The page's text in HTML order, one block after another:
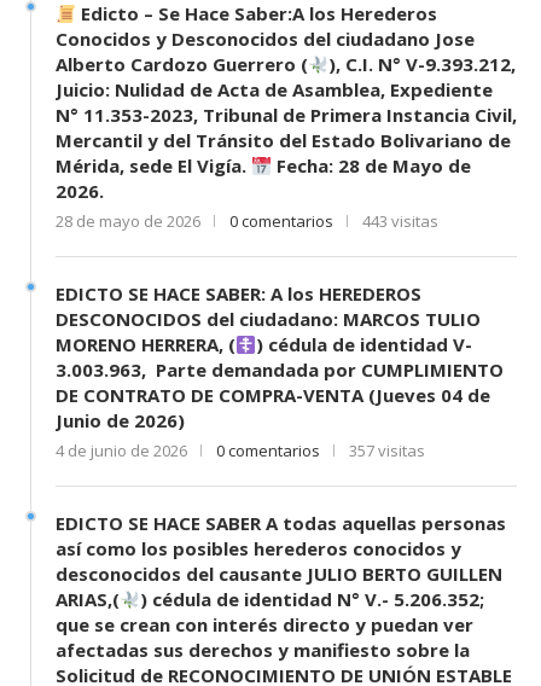
Edicto – Se Hace Saber:A los Herederos
Conocidos y Desconocidos del ciudadano Jose
Alberto Cardozo Guerrero (
), C.I. N° V-9.393.212,
Juicio: Nulidad de Acta de Asamblea, Expediente
N° 11.353-2023, Tribunal de Primera Instancia Civil,
Mercantil y del Tránsito del Estado Bolivariano de
Mérida, sede El Vigía.
Fecha: 28 de Mayo de
2026.
28 de mayo de 2026 0 comentarios 443 visitas
EDICTO SE HACE SABER: A los HEREDEROS
DESCONOCIDOS del ciudadano: MARCOS TULIO
MORENO HERRERA, (
) cédula de identidad V-
3.003.963, Parte demandada por CUMPLIMIENTO
DE CONTRATO DE COMPRA-VENTA (Jueves 04 de
Junio de 2026)
4 de junio de 2026 0 comentarios 357 visitas
EDICTO SE HACE SABER A todas aquellas personas
así como los posibles herederos conocidos y
desconocidos del causante JULIO BERTO GUILLEN
ARIAS,(
) cédula de identidad N° V.- 5.206.352;
que se crean con interés directo y puedan ver
afectadas sus derechos y manifiesto sobre la
Solicitud de RECONOCIMIENTO DE UNIÓN ESTABLE